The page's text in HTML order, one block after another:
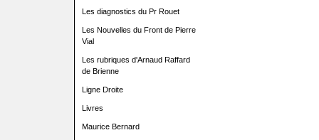
Les diagnostics du Pr Rouet
Les Nouvelles du Front de Pierre
Vial
Les rubriques d'Arnaud Raffard
de Brienne
Ligne Droite
Livres
Maurice Bernard